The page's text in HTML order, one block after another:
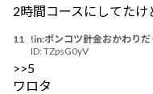
2時間コースにしてた
11 !in:ポンコツ針金おかわり
ID:TZpsG0yV
>>5
ワロタ